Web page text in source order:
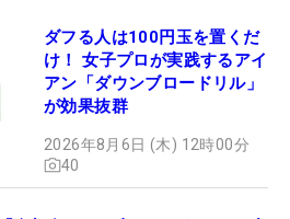
ダフる人は100円玉を置くだ
け！ 女子プロが実践するアイ
アン「ダウンブロードリル」
が効果抜群
2026年8月6日 (木) 12時00分
40